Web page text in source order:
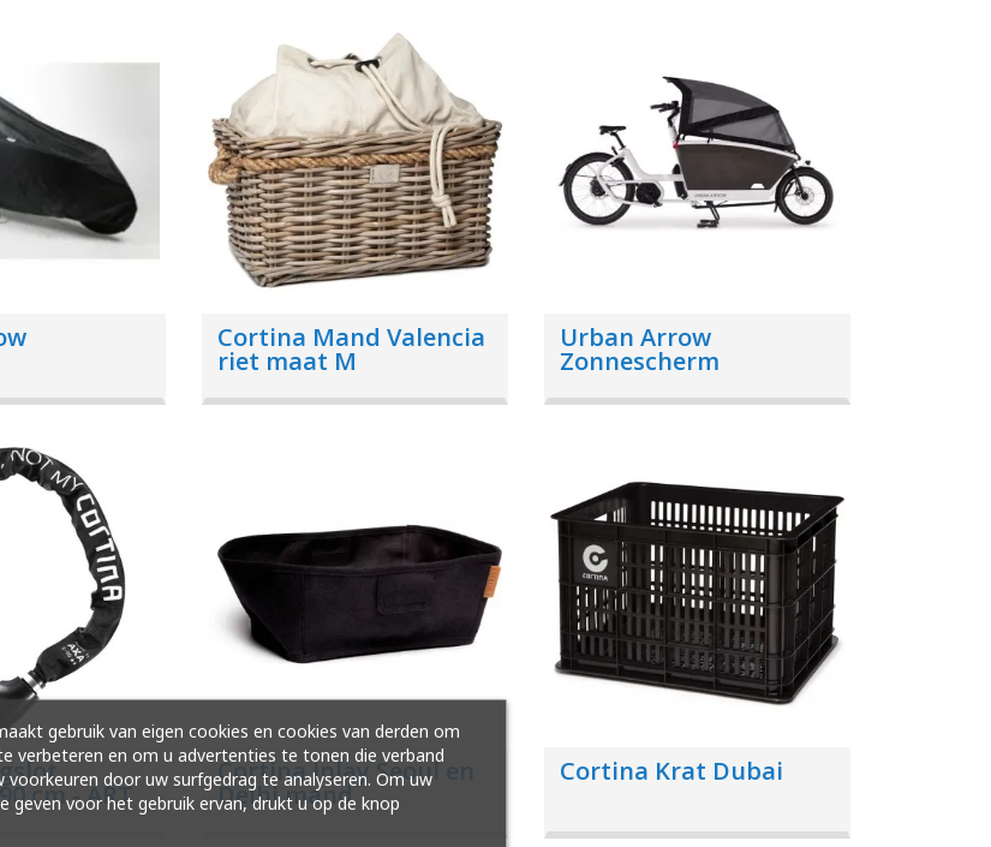
Cortina Mand Valencia
riet maat M
Urban Arrow
Zonnescherm
cm - ART
Cortina Inlay Seoul en
Delhi mand
Cortina Krat Dubai
gebruik van eigen cookies en cookies van derden om
verbeteren en om u advertenties te tonen die verband
voorkeuren door uw surfgedrag te analyseren. Om uw
geven voor het gebruik ervan, drukt u op de knop